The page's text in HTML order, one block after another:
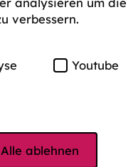
immer. Nach
bald 14
sind einfach
Meine Noten sind
ist definitiv der
verbessern.
Youtube
Alle ablehnen